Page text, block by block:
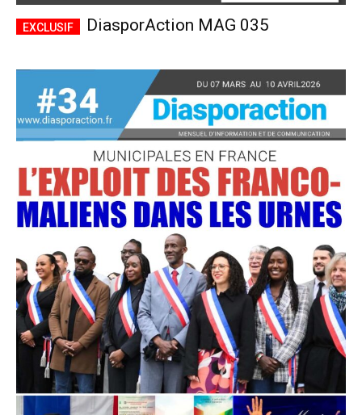
DiasporAction MAG 035